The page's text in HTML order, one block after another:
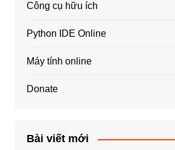
Công cụ hữu ích
Python IDE Online
Máy tính online
Donate
Bài viết mới